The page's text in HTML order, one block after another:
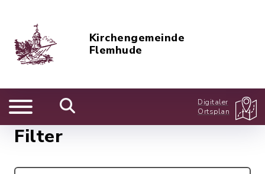
Kirchengemeinde
Flemhude
Digitaler
Ortsplan
Filter